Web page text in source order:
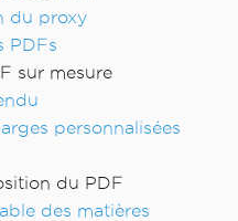
du proxy
PDFs
sur mesure
personnalisées
du PDF
des matières